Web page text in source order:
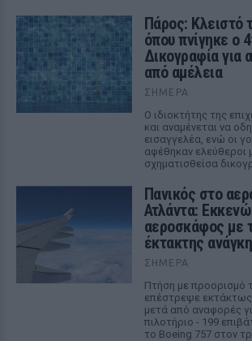
Πάρος: Κλειστό
όπου πνίγηκε ο
Δικογραφία για
από αμέλεια
ΣΉΜΕΡΑ
Ο ιδιοκτήτης της
και αναμένεται να
εισαγγελέα, ενώ οι
αφέθηκαν ελεύθεροι
σχηματισθείσα
Πανικός στο
Ατλάντα:
αεροσκάφος με
έκτακτης
ΣΉΜΕΡΑ
Πτήση με προορισμό
επέστρεψε
μετά από αναφορές
πιλοτήριο - 199
το Boeing 757 στον